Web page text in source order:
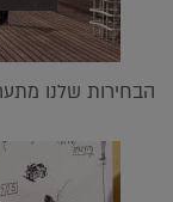
הבחירות שלנו